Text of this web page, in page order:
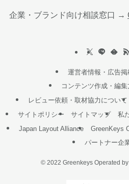
企業・ブランド向け相談窓口 →
運営者情報・広告掲
コンテンツ作成・編
レビュー依頼・取材協力について
サイトポリシー
サイトマップ 私
Japan Layout Alliance
GreenKeys
パートナー企
© 2022 Greenkeys Operated